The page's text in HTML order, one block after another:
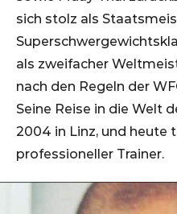
sich stolz als
als zweifacher
nach den Regeln der
Seine Reise in die Welt
2004 in Linz, und heute
professioneller Trainer.